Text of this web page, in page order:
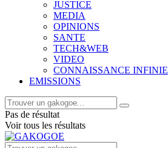
JUSTICE
MEDIA
OPINIONS
SANTE
TECH&WEB
VIDEO
CONNAISSANCE INFINIE
EMISSIONS
Pas de résultat
Voir tous les résultats